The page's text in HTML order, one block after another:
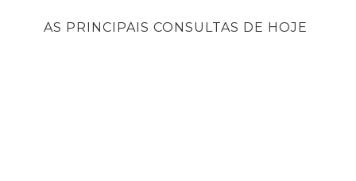
AS PRINCIPAIS CONSULTAS DE HOJE